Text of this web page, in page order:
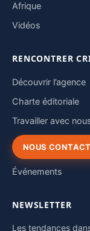
Afrique
Vidéos
RENCONTRER
Découvrir l’agence
Charte éditoriale
Travailler avec
NOUS
Événements
NEWSLETTER
Les tendances